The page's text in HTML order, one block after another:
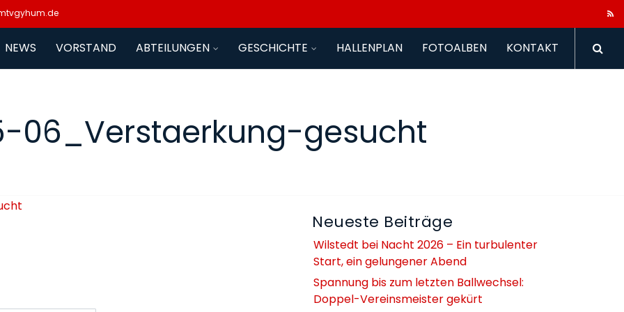
NEWS VORSTAND ABTEILUNGEN GESCHICHTE HALLENPLAN FOTOALBEN KONTAKT
06_Verstaerkung-gesucht
Neueste Beiträge
Wilstedt bei Nacht 2026 – Ein turbulenter
Start, ein gelungener Abend
Spannung bis zum letzten Ballwechsel:
Doppel-Vereinsmeister gekürt